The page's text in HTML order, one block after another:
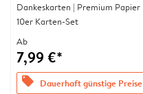
Dankeskarten | Premium Papier
10er Karten-Set
Ab
7,99 €*
offers Dauerhaft günstige Preise